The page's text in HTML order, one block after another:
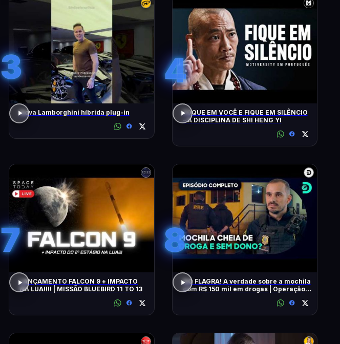
3
Nova Lamborghini híbrida plug-in
4
FOQUE EM VOCÊ E FIQUE EM SILÊNCIO
– A DISCIPLINA DE SHI HENG YI
7
LANÇAMENTO FALCON 9 + IMPACTO
NA LUA!!!! | MISSÃO BLUEBIRD 11 TO 13
8
NO FLAGRA! A verdade sobre a mochila
com R$ 150 mil em drogas | Operação